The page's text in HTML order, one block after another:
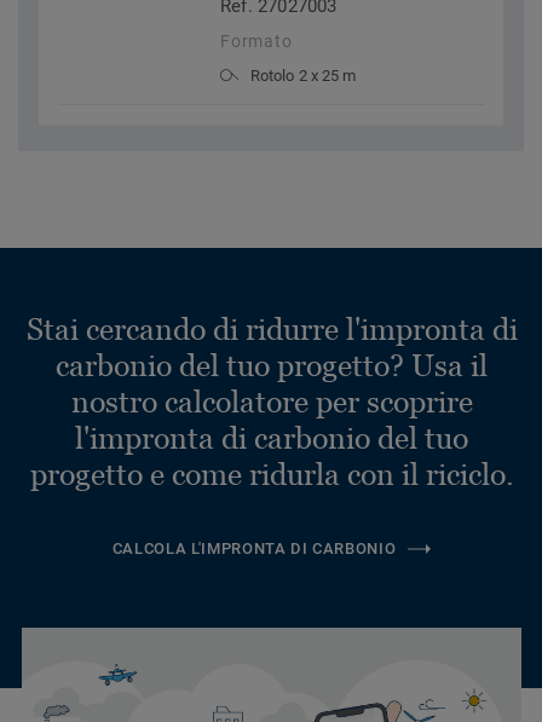
Ref. 27027003
Formato
Rotolo 2 x 25 m
Stai cercando di ridurre l'impronta di
carbonio del tuo progetto? Usa il
nostro calcolatore per scoprire
l'impronta di carbonio del tuo
progetto e come ridurla con il riciclo.
CALCOLA L'IMPRONTA DI CARBONIO